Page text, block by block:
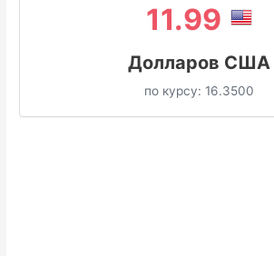
11.99
Долларов США
по курсу: 16.3500